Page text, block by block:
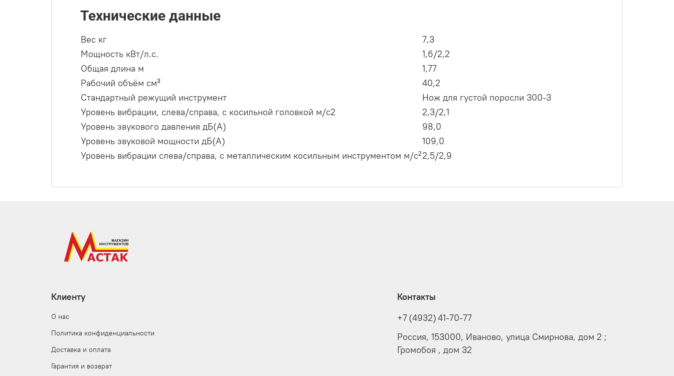
Технические данные
Вес кг
7,3
Мощность кВт/л.с.
1,6/2,2
Общая длина м
1,77
Рабочий объём см³
40,2
Стандартный режущий инструмент
Нож для густой поросли 300-3
Уровень вибрации, слева/справа, с косильной головкой м/с2
2,3/2,1
Уровень звукового давления дБ(A)
98,0
Уровень звуковой мощности дБ(A)
109,0
Уровень вибрации слева/справа, с металлическим косильным инструментом м/с²2,5/2,9
Клиенту
О нас
Политика конфиденциальности
Доставка и оплата
Гарантия и возврат
Контакты
+7 (4932) 41-70-77
Россия, 153000, Иваново, улица Смирнова, дом 2 ;
Громобоя , дом 32